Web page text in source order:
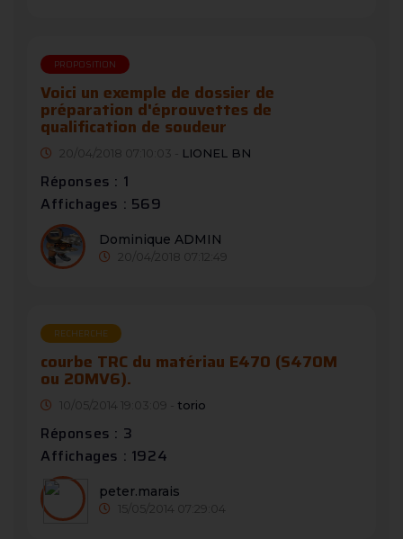
PROPOSITION
Voici un exemple de dossier de
préparation d'éprouvettes de
qualification de soudeur
20/04/2018 07:10:03 - LIONEL BN
Réponses : 1
Affichages : 569
Dominique ADMIN
20/04/2018 07:12:49
RECHERCHE
courbe TRC du matériau E470 (S470M
ou 20MV6).
10/05/2014 19:03:09 - torio
Réponses : 3
Affichages : 1924
peter.marais
15/05/2014 07:29:04